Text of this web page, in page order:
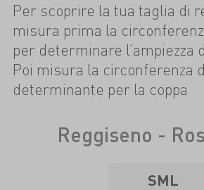
Per scoprire la tua taglia di
misura prima la
per determinare l’ampiezza
Poi misura la circonferenza
determinante per la coppa
Reggiseno -
SML